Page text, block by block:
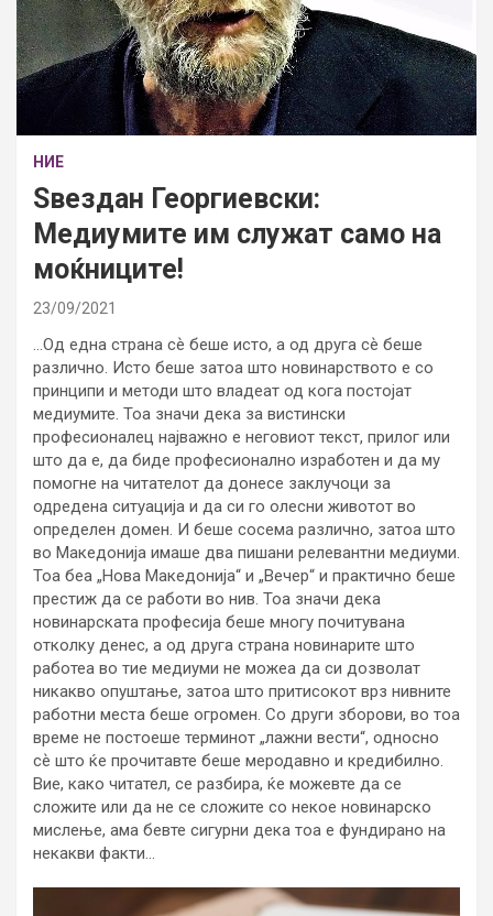
НИЕ
Ѕвездан Георгиевски:
Медиумите им служат само на
моќниците!
23/09/2021
…Од една страна сѐ беше исто, а од друга сѐ беше
различно. Исто беше затоа што новинарството е со
принципи и методи што владеат од кога постојат
медиумите. Тоа значи дека за вистински
професионалец најважно е неговиот текст, прилог или
што да е, да биде професионално изработен и да му
помогне на читателот да донесе заклучоци за
одредена ситуација и да си го олесни животот во
определен домен. И беше сосема различно, затоа што
во Македонија имаше два пишани релевантни медиуми.
Тоа беа „Нова Македонија“ и „Вечер“ и практично беше
престиж да се работи во нив. Тоа значи дека
новинарската професија беше многу почитувана
отколку денес, а од друга страна новинарите што
работеа во тие медиуми не можеа да си дозволат
никакво опуштање, затоа што притисокот врз нивните
работни места беше огромен. Со други зборови, во тоа
време не постоеше терминот „лажни вести“, односно
сѐ што ќе прочитавте беше меродавно и кредибилно.
Вие, како читател, се разбира, ќе можевте да се
сложите или да не се сложите со некое новинарско
мислење, ама бевте сигурни дека тоа е фундирано на
некакви факти…